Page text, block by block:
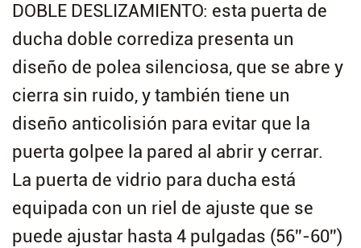
DOBLE DESLIZAMIENTO: esta puerta de
ducha doble corrediza presenta un
diseño de polea silenciosa, que se abre y
cierra sin ruido, y también tiene un
diseño anticolisión para evitar que la
puerta golpee la pared al abrir y cerrar.
La puerta de vidrio para ducha está
equipada con un riel de ajuste que se
puede ajustar hasta 4 pulgadas (56''-60'')